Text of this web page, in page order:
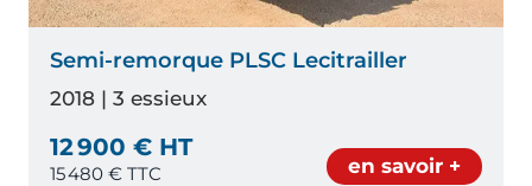
Semi-remorque PLSC Lecitrailler
2018 | 3 essieux
12 900 € HT
15 480 € TTC en savoir +